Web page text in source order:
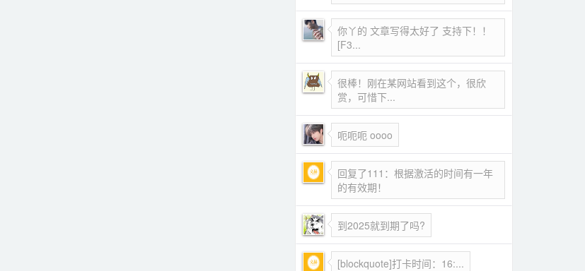
你丫的 文章写得太好了 支持下！！
[F3...
很棒！刚在某网站看到这个，很欣
赏，可惜下...
呃呃呃 oooo
回复了111：根据激活的时间有一年
的有效期！
到2025就到期了吗?
[blockquote]打卡时间：16:...